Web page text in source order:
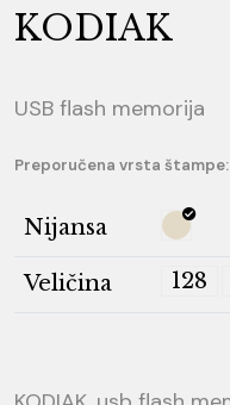
KODIAK
USB flash memorija
Preporučena vrsta štampe:
Nijansa
Veličina 128